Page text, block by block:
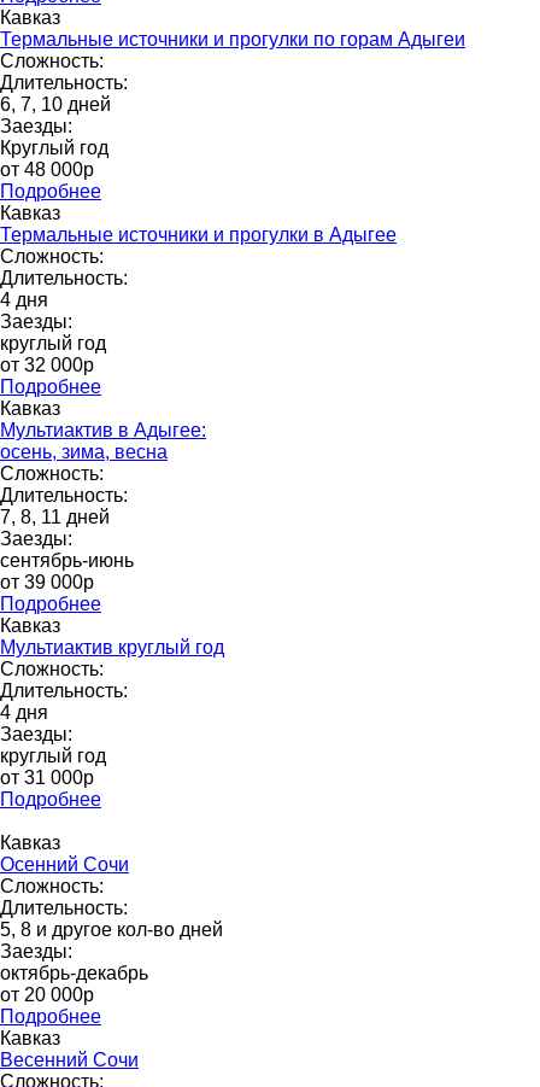
Кавказ
Термальные источники и прогулки по горам Адыгеи
Сложность:
Длительность:
6, 7, 10 дней
Заезды:
Круглый год
от 48 000p
Подробнее
Кавказ
Термальные источники и прогулки в Адыгее
Сложность:
Длительность:
4 дня
Заезды:
круглый год
от 32 000p
Подробнее
Кавказ
Мультиактив в Адыгее:
осень, зима, весна
Сложность:
Длительность:
7, 8, 11 дней
Заезды:
сентябрь-июнь
от 39 000p
Подробнее
Кавказ
Мультиактив круглый год
Сложность:
Длительность:
4 дня
Заезды:
круглый год
от 31 000p
Подробнее
Кавказ
Осенний Сочи
Сложность:
Длительность:
5, 8 и другое кол-во дней
Заезды:
октябрь-декабрь
от 20 000p
Подробнее
Кавказ
Весенний Сочи
Сложность: